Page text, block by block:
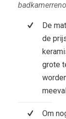
De
de
grote
Om